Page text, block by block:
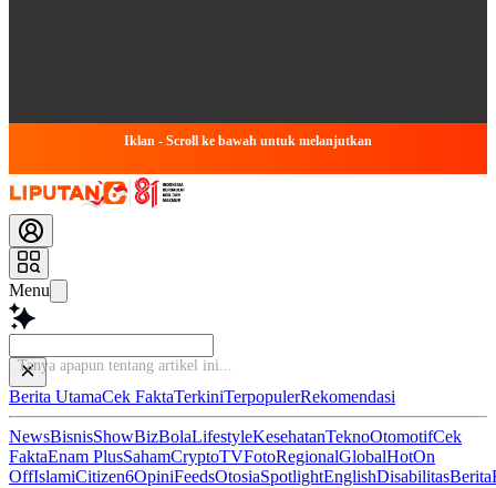
Iklan - Scroll ke bawah untuk melanjutkan
Menu
Baca l
Berita UtamaCek FaktaTerkiniTerpopulerRekomendasi
NewsBisnisShowBizBolaLifestyleKesehatanTeknoOtomotifCek
FaktaEnam PlusSahamCryptoTVFotoRegionalGlobalHotOn
OffIslamiCitizen6OpiniFeedsOtosiaSpotlightEnglishDisabilitasBerita